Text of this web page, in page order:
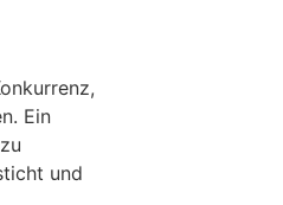
Ein
und